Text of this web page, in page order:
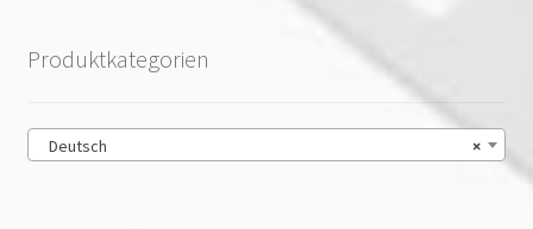
Produktkategorien
×
Deutsch